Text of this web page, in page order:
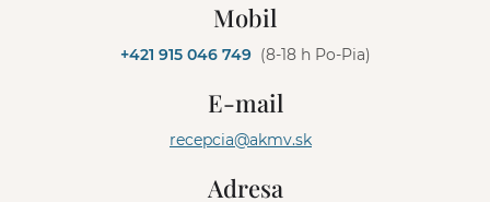
Mobil
+421 915 046 749 (8-18 h Po-Pia)
E-mail
recepcia@akmv.sk
Adresa